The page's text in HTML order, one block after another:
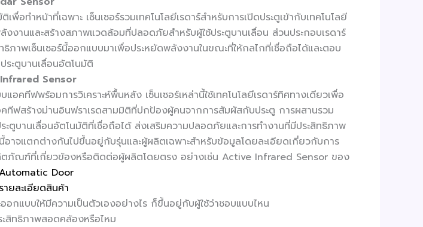
อทำหน้าที่เฉพาะ เซ็นเซอร์รวมเทคโนโลยีเรดาร์สำหรับการเปิดประตูเข้ากับเทคโนโลยี
งงานและสร้างสภาพแวดล้อมที่ปลอดภัยสำหรับผู้ใช้ประตูบานเลื่อน ส่วนประกอบเรดาร์
าพเซ็นเซอร์นี้ออกแบบมาเพื่อประหยัดพลังงานในขณะที่ให้กลไกที่เชื่อถือได้และตอบ
ระตูบานเลื่อนอัตโนมัติ
Sensor
อคทีฟพร้อมการวิเคราะห์พื้นหลัง เซ็นเซอร์เหล่านี้ใช้เทคโนโลยีเรดาร์ทิศทางเดียวเพื่อ
ทีฟสร้างม่านอินฟราเรดสามมิติที่ปกป้องผู้คนจากการสัมผัสกับประตู การผสานรวม
ตูบานเลื่อนอัตโนมัติที่เชื่อถือได้ ส่งเสริมความปลอดภัยและการทำงานที่มีประสิทธิภาพ
อาจแตกต่างกันไปขึ้นอยู่กับรุ่นและผู้ผลิตเฉพาะสำหรับข้อมูลโดยละเอียดเกี่ยวกับการ
ผลิตภัณฑ์ที่เกี่ยวข้องหรือติดต่อผู้ผลิตโดยตรง อย่างเช่น Active Infrared Sensor ของ
Door
ยละเอียดสินค้า
แบบให้มีความเป็นตัวเองอย่างไร ก็ขึ้นอยู่กับผู้ใช้ว่าชอบแบบไหน
สิทธิภาพสอดคล้องหรือไหม